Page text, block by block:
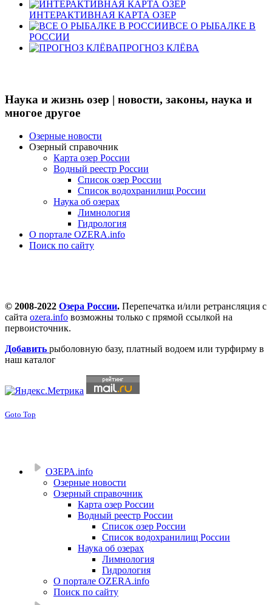
ИНТЕРАКТИВНАЯ КАРТА ОЗЕР
ВСЕ О РЫБАЛКЕ В
РОССИИ
ПРОГНОЗ КЛЁВА
Наука и жизнь озер | новости, законы, наука и
многое другое
Озерные новости
Озерный справочник
Карта озер России
Водный реестр России
Список озер России
Список водохранилищ России
Наука об озерах
Лимнология
Гидрология
О портале OZERA.info
Поиск по сайту
© 2008-2022 Озера России. Перепечатка и/или ретрансляция с
сайта ozera.info возможны только с прямой ссылкой на
первоисточник.
Добавить рыболовную базу, платный водоем или турфирму в
наш каталог
Goto Top
ОЗЕРА.info
Озерные новости
Озерный справочник
Карта озер России
Водный реестр России
Список озер России
Список водохранилищ России
Наука об озерах
Лимнология
Гидрология
О портале OZERA.info
Поиск по сайту